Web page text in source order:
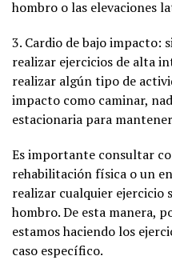
hombro o las elevaciones
3. Cardio de bajo impacto:
realizar ejercicios de alta
realizar algún tipo de
impacto como caminar,
estacionaria para
Es importante consultar
rehabilitación física o un
realizar cualquier ejercicio
hombro. De esta manera,
estamos haciendo los
caso específico.